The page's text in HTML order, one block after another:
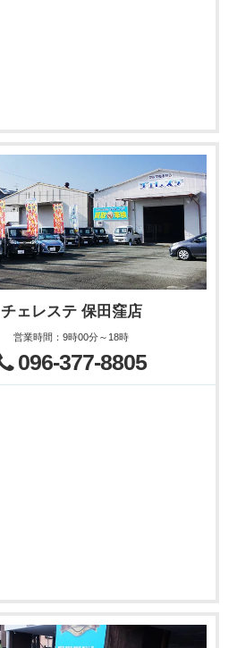
チェレステ 保田窪店
営業時間 ：9時00分～18時
096-377-8805